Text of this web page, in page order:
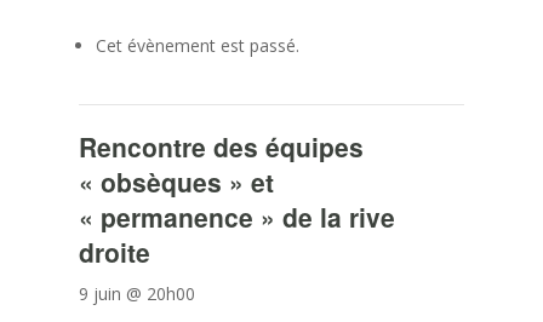
Cet évènement est passé.
Rencontre des équipes
« obsèques » et
« permanence » de la rive
droite
9 juin @ 20h00